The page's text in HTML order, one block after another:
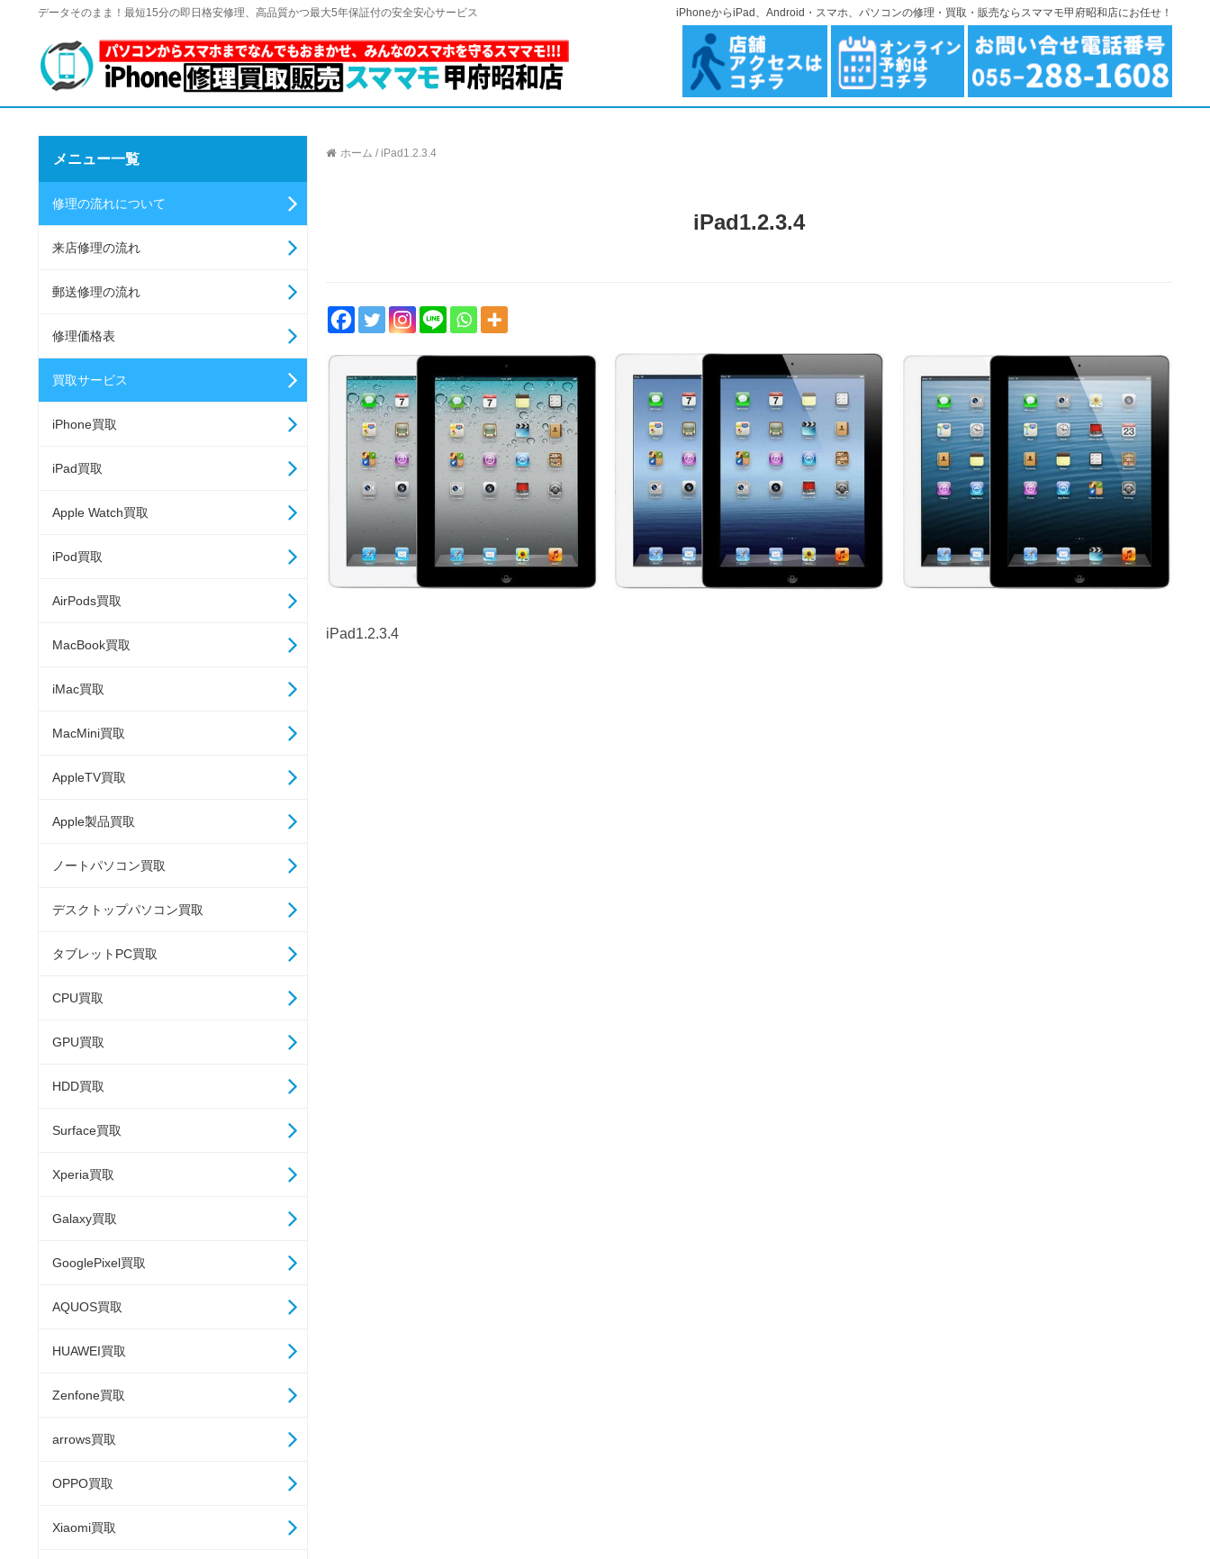
データそのまま！最短15分の即日格安修理、高品質かつ最大5年保証付の安全安心サービス iPhoneからiPad、Android・スマホ、パソコンの修理・買取・販売ならスママモ甲府昭和店にお任せ！
ホーム / iPad1.2.3.4
iPad1.2.3.4
iPad1.2.3.4
メニュー一覧
修理の流れについて
来店修理の流れ
郵送修理の流れ
修理価格表
買取サービス
iPhone買取
iPad買取
Apple Watch買取
iPod買取
AirPods買取
MacBook買取
iMac買取
MacMini買取
AppleTV買取
Apple製品買取
ノートパソコン買取
デスクトップパソコン買取
タブレットPC買取
CPU買取
GPU買取
HDD買取
Surface買取
Xperia買取
Galaxy買取
GooglePixel買取
AQUOS買取
HUAWEI買取
Zenfone買取
arrows買取
OPPO買取
Xiaomi買取